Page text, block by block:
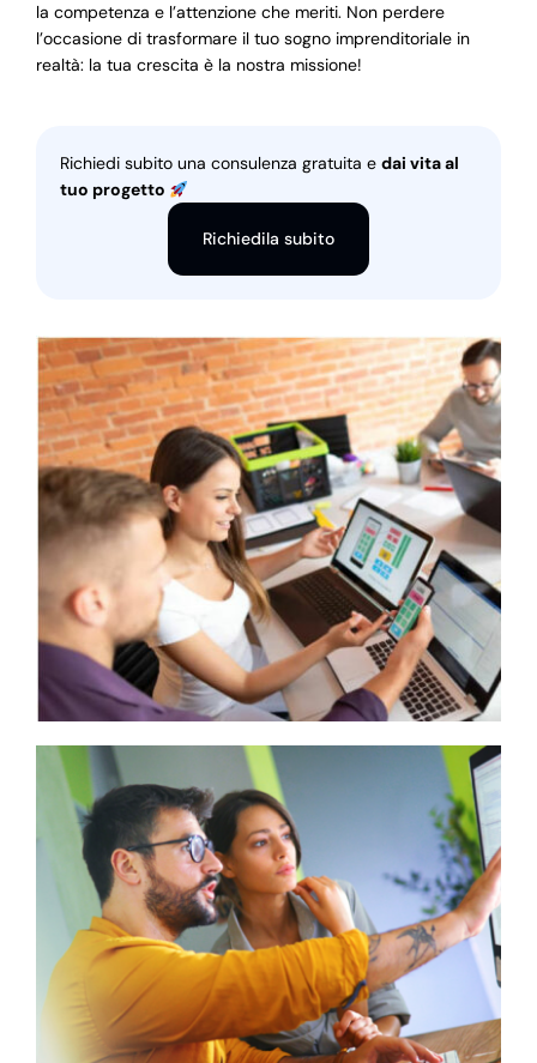
la competenza e l’attenzione che meriti. Non perdere
l’occasione di trasformare il tuo sogno imprenditoriale in
realtà: la tua crescita è la nostra missione!
Richiedi subito una consulenza gratuita e dai vita al
tuo progetto
Richiedila subito